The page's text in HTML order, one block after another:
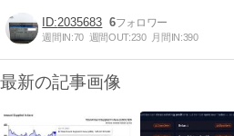
2035683 6
週間IN:70 週間OUT:230 月間IN:390
最新の記事画像